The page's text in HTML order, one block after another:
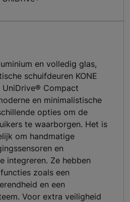
en volledig glas,
schuifdeuren KONE
UniDrive® Compact
en minimalistische
opties om de
te waarborgen. Het is
om handmatige
en
integreren. Ze hebben
zoals een
en een
Voor extra veiligheid